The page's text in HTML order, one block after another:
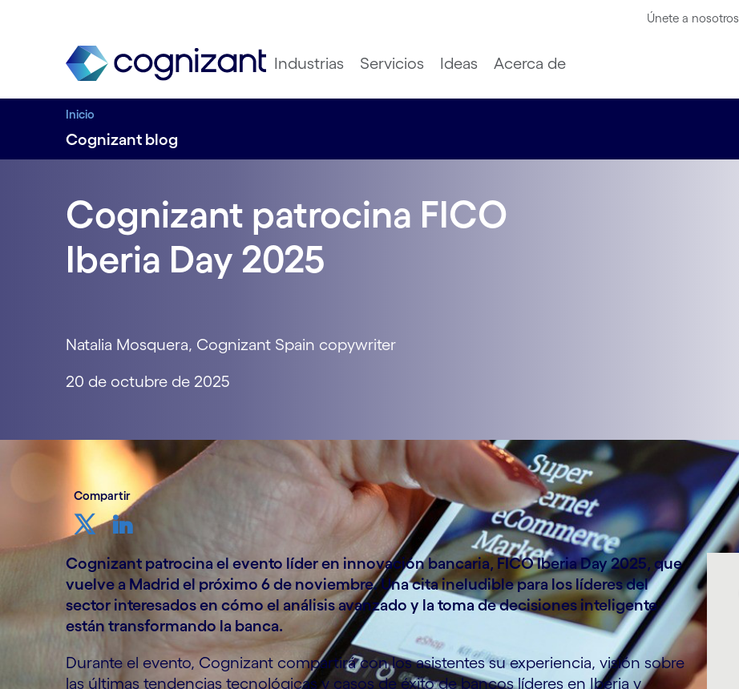
Únete a nosotros
Industrias Servicios Ideas Acerca de
Inicio
Cognizant blog
Cognizant patrocina FICO
Iberia Day 2025
Natalia Mosquera, Cognizant Spain copywriter
20 de octubre de 2025
Compartir
Cognizant patrocina el evento líder en innovación bancaria, FICO Iberia Day 2025, que
vuelve a Madrid el próximo 6 de noviembre. Una cita ineludible para los líderes del
sector interesados en cómo el análisis avanzado y la toma de decisiones inteligente
están transformando la banca.
Durante el evento, Cognizant compartirá con los asistentes su experiencia, visión sobre
las últimas tendencias tecnológicas y casos de éxito de bancos líderes en Iberia y